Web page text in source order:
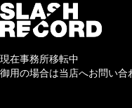
現在事務所移転中
御用の場合は当店へお問い合